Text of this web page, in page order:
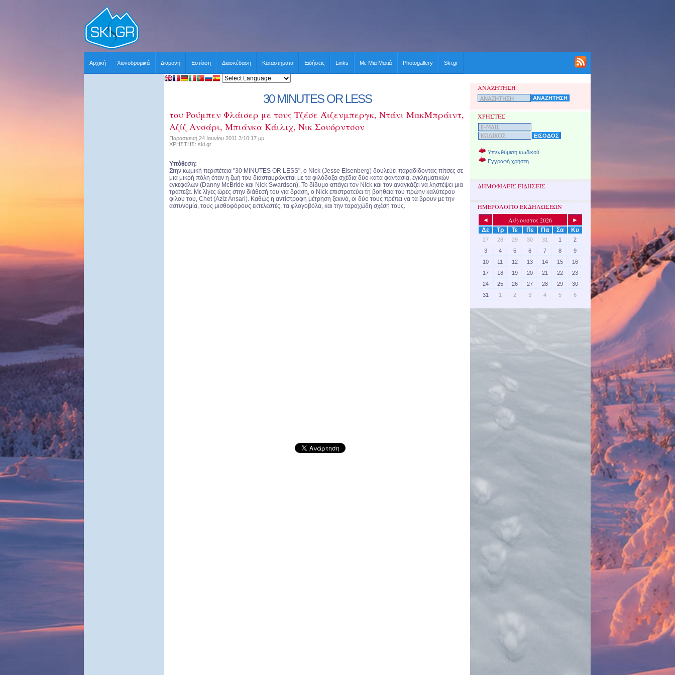
Αρχική Χιονοδρομικά Διαμονή Εστίαση Διασκέδαση Καταστήματα Ειδήσεις Links Με Μια Ματιά Photogallery Ski.gr
30 MINUTES OR LESS
του Ρούμπεν Φλάισερ με τους Τζέσε Άιζενμπεργκ, Ντάνι ΜακΜπράιντ,
Αζίζ Ανσάρι, Μπιάνκα Κάιλιχ, Νικ Σουόρντσον
Παρασκευή 24 Ιουνίου 2011 3:10:17 μμ
ΧΡΗΣΤΗΣ: ski.gr
Υπόθεση:
Στην κωμική περιπέτεια "30 MINUTES OR LESS", ο Nick (Jesse Eisenberg) δουλεύει παραδίδοντας πίτσες σε
μια μικρή πόλη όταν η ζωή του διασταυρώνεται με τα φιλόδοξα σχέδια δύο κατα φαντασία, εγκληματικών
εγκεφάλων (Danny McBride και Nick Swardson). Το δίδυμο απάγει τον Nick και τον αναγκάζει να ληστέψει μια
τράπεζα. Με λίγες ώρες στην διάθεσή του για δράση, ο Nick επιστρατεύει τη βοήθεια του πρώην καλύτερου
φίλου του, Chet (Aziz Ansari). Καθώς η αντίστροφη μέτρηση ξεκινά, οι δύο τους πρέπει να τα βρουν με την
αστυνομία, τους μισθοφόρους εκτελεστές, τα φλογοβόλα, και την ταραχώδη σχέση τους.
ΑΝΑΖΗΤΗΣΗ
ΧΡΗΣΤΕΣ
Υπενθύμιση κωδικού
Εγγραφή χρήστη
ΔΗΜΟΦΙΛΕΙΣ ΕΙΔΗΣΕΙΣ
ΗΜΕΡΟΛΟΓΙΟ ΕΚΔΗΛΩΣΕΩΝ
◄ Αύγουστος 2026
►
Δε
Τρ Τε Πε Πα Σα Κυ
27 28 29 30 31 1
2
3
4 5 6 7 8
9
10
11 12 13 14 15
16
17
18 19 20 21 22
23
24
25 26 27 28 29
30
31
1 2 3 4 5 6